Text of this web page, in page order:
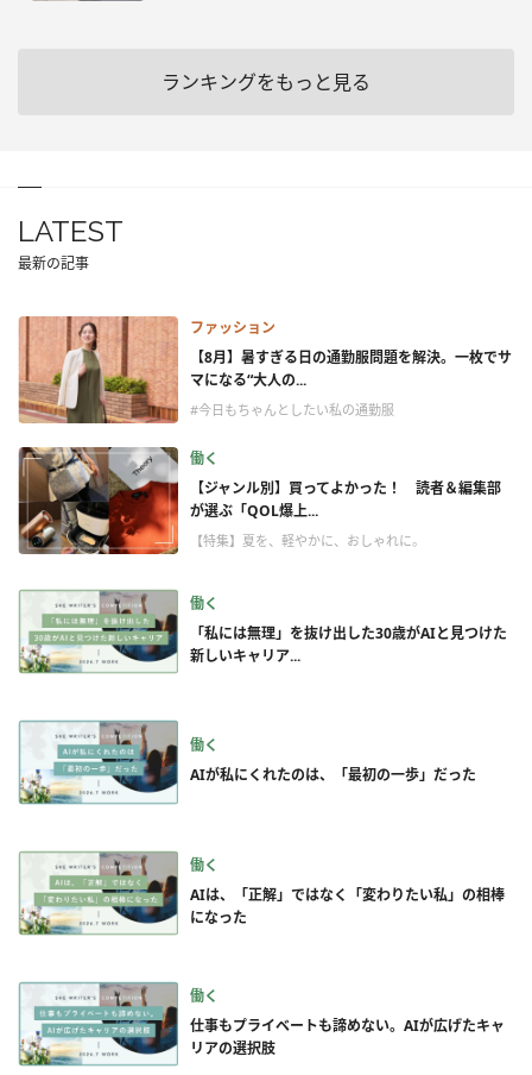
ランキングをもっと見る
LATEST
最新の記事
ファッション
【8月】暑すぎる日の通勤服問題を解決。一枚でサ
マになる“大人の...
#今日もちゃんとしたい私の通勤服
働く
【ジャンル別】買ってよかった！ 読者＆編集部
が選ぶ「QOL爆上...
【特集】夏を、軽やかに、おしゃれに。
働く
「私には無理」を抜け出した30歳がAIと見つけた
新しいキャリア...
働く
AIが私にくれたのは、「最初の一歩」だった
働く
AIは、「正解」ではなく「変わりたい私」の相棒
になった
働く
仕事もプライベートも諦めない。AIが広げたキャ
リアの選択肢